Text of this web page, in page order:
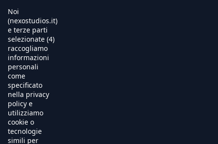
Noi
(nexostudios.it)
e terze parti
selezionate (4)
raccogliamo
informazioni
personali
come
specificato
nella privacy
policy e
utilizziamo
cookie o
tecnologie
simili per